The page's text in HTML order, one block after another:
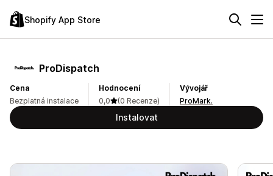
Shopify App Store
ProDispatch
Cena
Bezplatná instalace
Hodnocení
0,0
(0 Recenze)
Vývojář
ProMark.
Instalovat